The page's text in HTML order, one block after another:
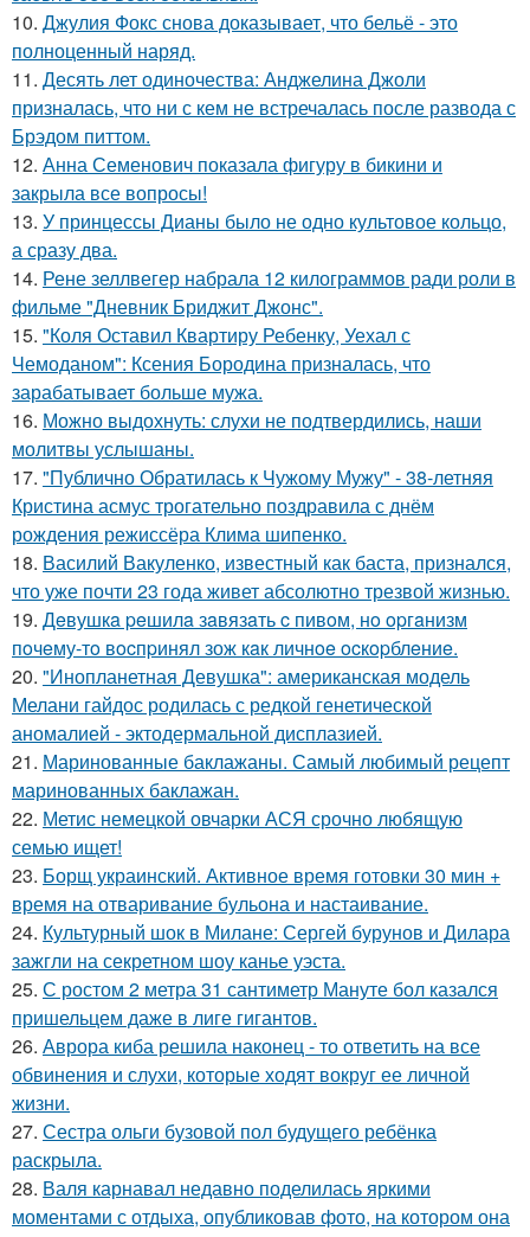
10. Джулия Фокс снова доказывает, что бельё - это
полноценный наряд.
11. Десять лет одиночества: Анджелина Джоли
призналась, что ни с кем не встречалась после развода с
Брэдом питтом.
12. Анна Семенович показала фигуру в бикини и
закрыла все вопросы!
13. У принцессы Дианы было не одно культовое кольцо,
а сразу два.
14. Рене зеллвегер набрала 12 килограммов ради роли в
фильме "Дневник Бриджит Джонс".
15. "Коля Оставил Квартиру Ребенку, Уехал с
Чемоданом": Ксения Бородина призналась, что
зарабатывает больше мужа.
16. Можно выдохнуть: слухи не подтвердились, наши
молитвы услышаны.
17. "Публично Обратилась к Чужому Мужу" - 38-летняя
Кристина асмус трогательно поздравила с днём
рождения режиссёра Клима шипенко.
18. Василий Вакуленко, известный как баста, признался,
что уже почти 23 года живет абсолютно трезвой жизнью.
19. Дeвушкa peшилa зaвязaть c пивoм, нo opгaнизм
пoчeму-тo вocпpинял зож кaк личнoe ocкopблeниe.
20. "Инопланетная Девушка": американская модель
Мелани гайдос родилась с редкой генетической
аномалией - эктодермальной дисплазией.
21. Маринованные баклажаны. Самый любимый рецепт
маринованных баклажан.
22. Метис немецкой овчарки АСЯ срочно любящую
семью ищет!
23. Борщ украинский. Активное время готовки 30 мин +
время на отваривание бульона и настаивание.
24. Культурный шок в Милане: Сергей бурунов и Дилара
зажгли на секретном шоу канье уэста.
25. С ростом 2 метра 31 сантиметр Мануте бол казался
пришельцем даже в лиге гигантов.
26. Аврора киба решила наконец - то ответить на все
обвинения и слухи, которые ходят вокруг ее личной
жизни.
27. Сестра ольги бузовой пол будущего ребёнка
раскрыла.
28. Валя карнавал недавно поделилась яркими
моментами с отдыха, опубликовав фото, на котором она